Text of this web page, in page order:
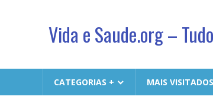
Vida e Saude.org –
CATEGORIAS + MAIS